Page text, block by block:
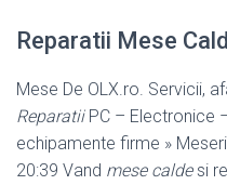
Reparatii Mese
Mese De OLX.ro. Servicii,
ReparatiiPC – Electronice
echipamente firme »
20:39 Vand mese caldesi